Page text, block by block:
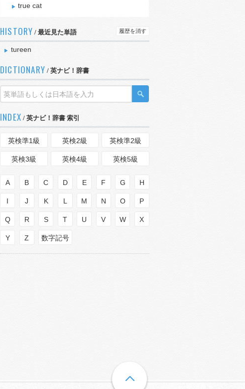
true cat
HISTORY / 最近見た単語 履歴を消す
tureen
DICTIONARY / 英ナビ！辞書
INDEX / 英ナビ！辞書 索引
英検準1級 英検2級 英検準2級
英検3級 英検4級 英検5級
A B C D E F G H
I J K L M N O P
Q R S T U V W X
Y Z 数字記号